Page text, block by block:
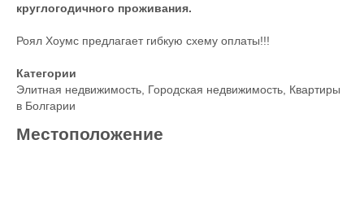
круглогодичного проживания.
Роял Хоумс предлагает гибкую схему оплаты!!!
Категории
Элитная недвижимость, Городская недвижимость, Квартиры
в Болгарии
Местоположение